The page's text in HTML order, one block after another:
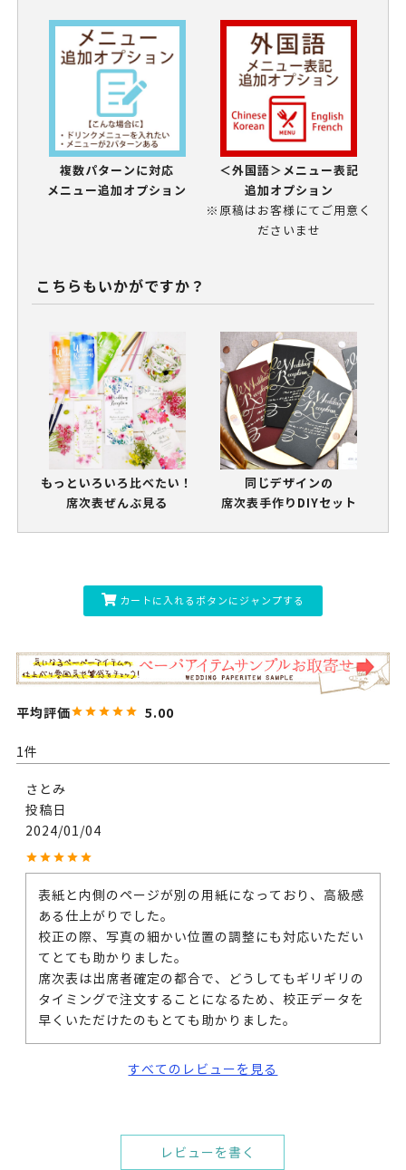
複数パターンに対応
メニュー追加オプション
＜外国語＞メニュー表記
追加オプション
※原稿はお客様にてご用意く
ださいませ
こちらもいかがですか？
もっといろいろ比べたい！
席次表ぜんぶ見る
同じデザインの
席次表手作りDIYセット
カートに入れるボタンにジャンプする
5.00
1
さとみ
投稿日
2024/01/04
表紙と内側のページが別の用紙になっており、高級感
ある仕上がりでした。
校正の際、写真の細かい位置の調整にも対応いただい
てとても助かりました。
席次表は出席者確定の都合で、どうしてもギリギリの
タイミングで注文することになるため、校正データを
早くいただけたのもとても助かりました。
すべてのレビューを見る
レビューを書く